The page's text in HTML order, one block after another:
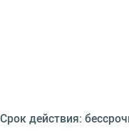
действия: